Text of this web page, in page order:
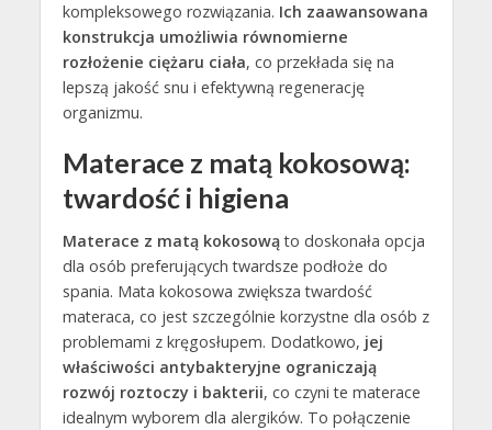
kompleksowego rozwiązania. Ich zaawansowana
konstrukcja umożliwia równomierne
rozłożenie ciężaru ciała, co przekłada się na
lepszą jakość snu i efektywną regenerację
organizmu.
Materace z matą kokosową:
twardość i higiena
Materace z matą kokosowąto doskonała opcja
dla osób preferujących twardsze podłoże do
spania. Mata kokosowa zwiększa twardość
materaca, co jest szczególnie korzystne dla osób z
problemami z kręgosłupem. Dodatkowo, jej
właściwości antybakteryjne ograniczają
rozwój roztoczy i bakterii, co czyni te materace
idealnym wyborem dla alergików. To połączenie